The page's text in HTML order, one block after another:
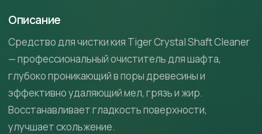
Описание
Средство для чистки кия Tiger Crystal Shaft Cleaner
— профессиональный очиститель для шафта,
глубоко проникающий в поры древесины и
эффективно удаляющий мел, грязь и жир.
Восстанавливает гладкость поверхности,
улучшает скольжение.